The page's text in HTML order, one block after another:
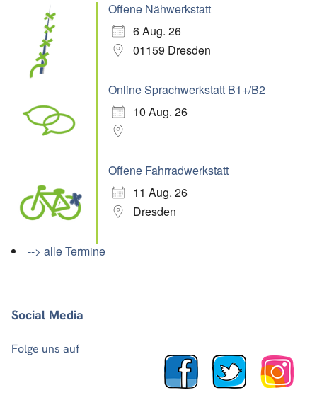
Offene Nähwerkstatt
6 Aug. 26
01159 Dresden
Online Sprachwerkstatt B1+/B2
10 Aug. 26
Offene Fahrradwerkstatt
11 Aug. 26
Dresden
--> alle Termine
Social Media
Folge uns auf